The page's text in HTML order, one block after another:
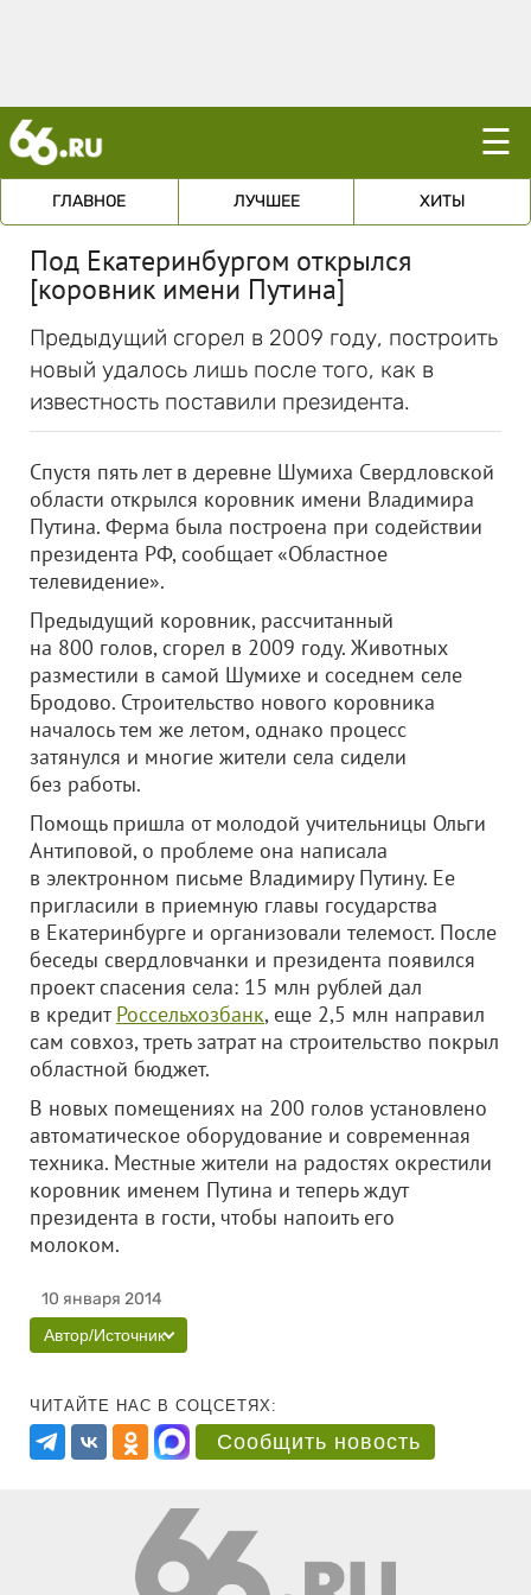
☰
ГЛАВНОЕ ЛУЧШЕЕ ХИТЫ
Под Екатеринбургом открылся
[коровник имени Путина]
Предыдущий сгорел в 2009 году, построить
новый удалось лишь после того, как в
известность поставили президента.
Спустя пять лет в деревне Шумиха Свердловской
области открылся коровник имени Владимира
Путина. Ферма была построена при содействии
президента РФ, сообщает «Областное
телевидение».
Предыдущий коровник, рассчитанный
на 800 голов, сгорел в 2009 году. Животных
разместили в самой Шумихе и соседнем селе
Бродово. Строительство нового коровника
началось тем же летом, однако процесс
затянулся и многие жители села сидели
без работы.
Помощь пришла от молодой учительницы Ольги
Антиповой, о проблеме она написала
в электронном письме Владимиру Путину. Ее
пригласили в приемную главы государства
в Екатеринбурге и организовали телемост. После
беседы свердловчанки и президента появился
проект спасения села: 15 млн рублей дал
в кредитРоссельхозбанк, еще 2,5 млн направил
сам совхоз, треть затрат на строительство покрыл
областной бюджет.
В новых помещениях на 200 голов установлено
автоматическое оборудование и современная
техника. Местные жители на радостях окрестили
коровник именем Путина и теперь ждут
президента в гости, чтобы напоить его
молоком.
10 января 2014
Автор/Источник
ЧИТАЙТЕ НАС В СОЦСЕТЯХ:
Сообщить новость